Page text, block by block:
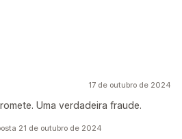
17 de outubro de 2024
Uma verdadeira fraude.
21 de outubro de 2024